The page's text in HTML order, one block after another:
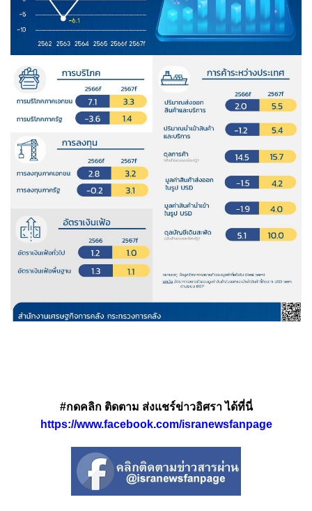
#กดคลิก ติดตาม ส่งแชร์ข่าวอิศรา ได้ที่นี่
https://www.facebook.com/isranewsfanpage